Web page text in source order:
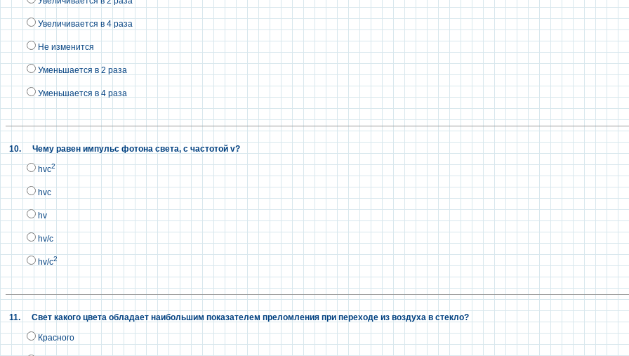
Увеличивается в 4 раза
Не изменится
Уменьшается в 2 раза
Уменьшается в 4 раза
10. Чему равен импульс фотона света, с частотой v?
hvc2
hvc
hv
hv/c
hv/с2
11. Свет какого цвета обладает наибольшим показателем преломления при переходе из воздуха в стекло?
Красного